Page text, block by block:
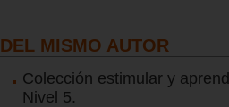
DEL MISMO AUTOR
Colección estimular y
Nivel 5.